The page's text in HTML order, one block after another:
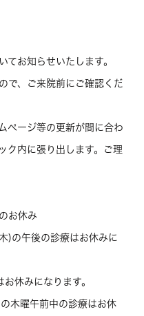
てお知らせいたします。
で、ご来院前にご確認くだ
ページ等の更新が間に合わ
ク内に張り出します。ご理
お休み
)の午後の診療はお休みに
になります。
木曜午前中の診療はお休